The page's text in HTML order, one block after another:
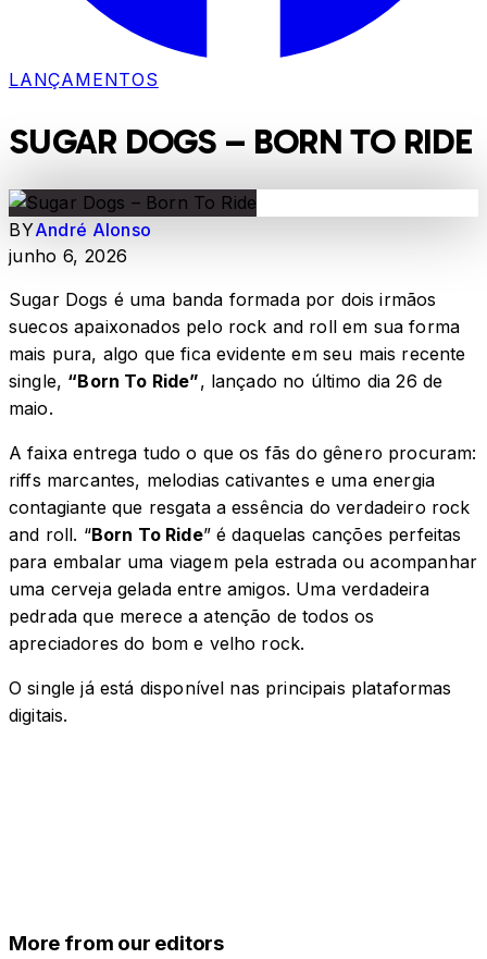
LANÇAMENTOS
SUGAR DOGS – BORN TO RIDE
BYAndré Alonso
junho 6, 2026
Sugar Dogs é uma banda formada por dois irmãos
suecos apaixonados pelo rock and roll em sua forma
mais pura, algo que fica evidente em seu mais recente
single, “Born To Ride”, lançado no último dia 26 de
maio.
A faixa entrega tudo o que os fãs do gênero procuram:
riffs marcantes, melodias cativantes e uma energia
contagiante que resgata a essência do verdadeiro rock
and roll. “Born To Ride” é daquelas canções perfeitas
para embalar uma viagem pela estrada ou acompanhar
uma cerveja gelada entre amigos. Uma verdadeira
pedrada que merece a atenção de todos os
apreciadores do bom e velho rock.
O single já está disponível nas principais plataformas
digitais.
More from our editors